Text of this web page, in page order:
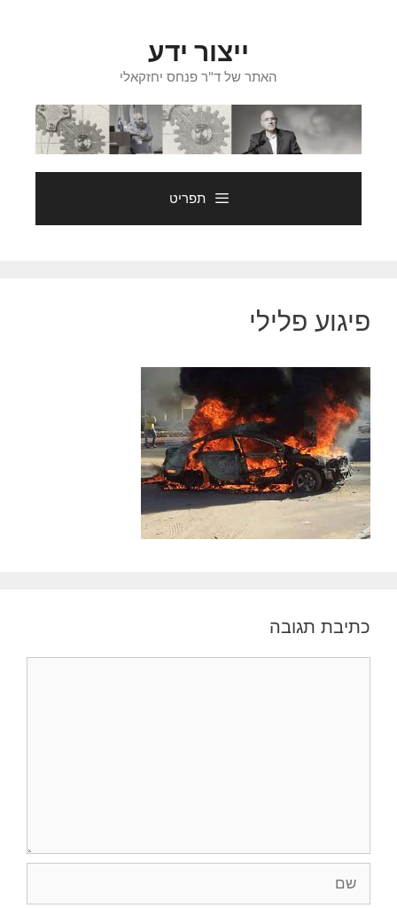
ייצור ידע
האתר של ד"ר פנחס יחזקאלי
תפריט
פיגוע פלילי
כתיבת תגובה